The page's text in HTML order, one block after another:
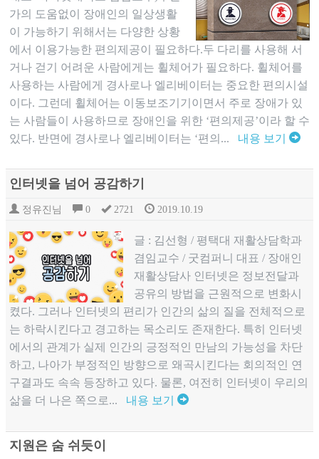
가의 도움없이 장애인의 일상생활
이 가능하기 위해서는 다양한 상황
에서 이용가능한 편의제공이 필요하다.두 다리를 사용해 서
거나 걷기 어려운 사람에게는 휠체어가 필요하다. 휠체어를
사용하는 사람에게 경사로나 엘리베이터는 중요한 편의시설
이다. 그런데 휠체어는 이동보조기기이면서 주로 장애가 있
는 사람들이 사용하므로 장애인을 위한 ‘편의제공’이라 할 수
있다. 반면에 경사로나 엘리베이터는 ‘편의... 내용 보기
인터넷을 넘어 공감하기
정유진님 0 2721 2019.10.19
글 : 김선형 / 평택대 재활상담학과
겸임교수 / 굿컴퍼니 대표 / 장애인
재활상담사 인터넷은 정보전달과
공유의 방법을 근원적으로 변화시
켰다. 그러나 인터넷의 편리가 인간의 삶의 질을 전체적으로
는 하락시킨다고 경고하는 목소리도 존재한다. 특히 인터넷
에서의 관계가 실제 인간의 긍정적인 만남의 가능성을 차단
하고, 나아가 부정적인 방향으로 왜곡시킨다는 회의적인 연
구결과도 속속 등장하고 있다. 물론, 여전히 인터넷이 우리의
삶을 더 나은 쪽으로... 내용 보기
지원은 숨 쉬듯이